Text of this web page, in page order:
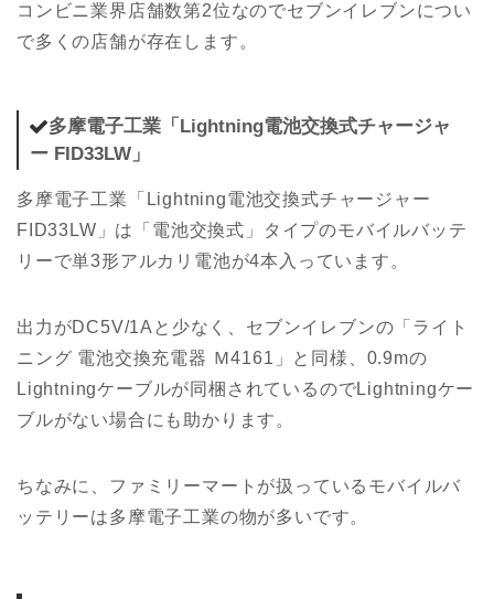
コンビニ業界店舗数第2位なのでセブンイレブンについ
で多くの店舗が存在します。
多摩電子工業「Lightning電池交換式チャージャ
ー FID33LW」
多摩電子工業「Lightning電池交換式チャージャー
FID33LW」は「電池交換式」タイプのモバイルバッテ
リーで単3形アルカリ電池が4本入っています。
出力がDC5V/1Aと少なく、セブンイレブンの「ライト
ニング 電池交換充電器 Ｍ4161」と同様、0.9mの
Lightningケーブルが同梱されているのでLightningケー
ブルがない場合にも助かります。
ちなみに、ファミリーマートが扱っているモバイルバ
ッテリーは多摩電子工業の物が多いです。